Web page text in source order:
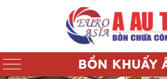
BỒN KHUẤY